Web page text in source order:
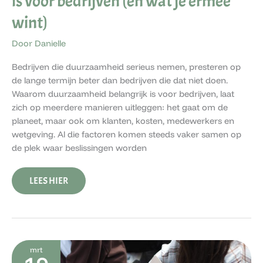
wint)
Door Danielle
Bedrijven die duurzaamheid serieus nemen, presteren op
de lange termijn beter dan bedrijven die dat niet doen.
Waarom duurzaamheid belangrijk is voor bedrijven, laat
zich op meerdere manieren uitleggen: het gaat om de
planeet, maar ook om klanten, kosten, medewerkers en
wetgeving. Al die factoren komen steeds vaker samen op
de plek waar beslissingen worden
LEES HIER
mrt
KLIMAAT: